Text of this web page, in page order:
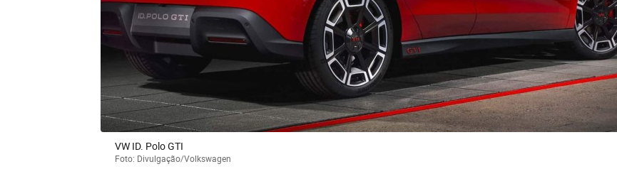
VW ID. Polo GTI
Foto: Divulgação/Volkswagen